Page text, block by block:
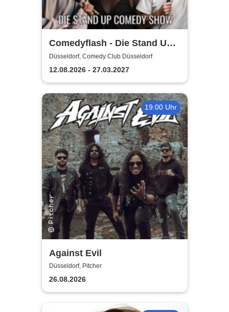
Comedyflash - Die Stand Up
Comedy Show in Düsseldorf
Düsseldorf, Comedy Club Düsseldorf
12.08.2026 - 27.03.2027
19:00 Uhr
Against Evil
Düsseldorf, Pitcher
26.08.2026